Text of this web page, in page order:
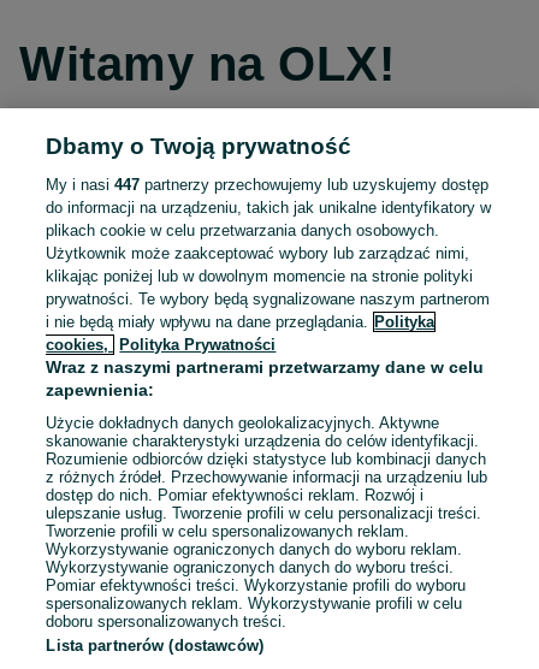
Witamy na OLX!
Kontynuuj przez Facebooka
Kontynuuj przez konto Apple
Kontynuuj przez konto Google
LUB
E-mail
Hasło
Dbamy o Twoją prywatność
My i nasi447 partnerzy przechowujemy lub uzyskujemy dostęp
do informacji na urządzeniu, takich jak unikalne identyfikatory w
plikach cookie w celu przetwarzania danych osobowych.
Użytkownik może zaakceptować wybory lub zarządzać nimi,
klikając poniżej lub w dowolnym momencie na stronie polityki
prywatności. Te wybory będą sygnalizowane naszym partnerom
i nie będą miały wpływu na dane przeglądania.
Polityka
cookies,
Polityka Prywatności
Wraz z naszymi partnerami przetwarzamy dane w celu
zapewnienia:
Użycie dokładnych danych geolokalizacyjnych. Aktywne
skanowanie charakterystyki urządzenia do celów identyfikacji.
Rozumienie odbiorców dzięki statystyce lub kombinacji danych
z różnych źródeł. Przechowywanie informacji na urządzeniu lub
dostęp do nich. Pomiar efektywności reklam. Rozwój i
ulepszanie usług. Tworzenie profili w celu personalizacji treści.
Tworzenie profili w celu spersonalizowanych reklam.
Wykorzystywanie ograniczonych danych do wyboru reklam.
Wykorzystywanie ograniczonych danych do wyboru treści.
Pomiar efektywności treści. Wykorzystanie profili do wyboru
spersonalizowanych reklam. Wykorzystywanie profili w celu
doboru spersonalizowanych treści.
Lista partnerów (dostawców)